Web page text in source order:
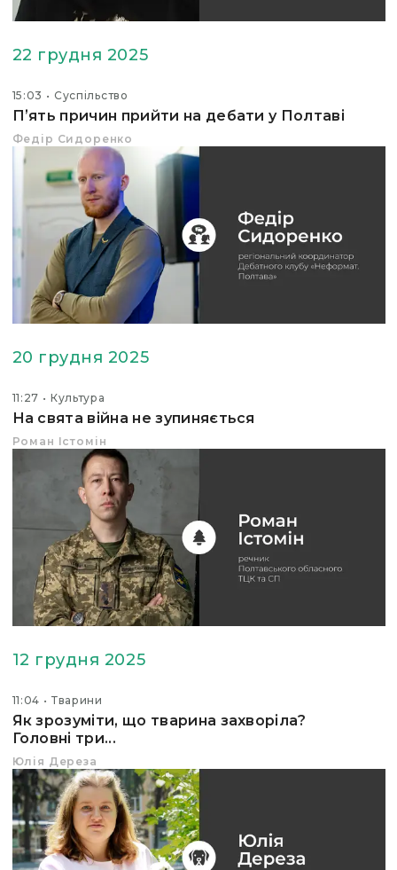
22 грудня 2025
15:03 Суспільство
Пʼять причин прийти на дебати у Полтаві
Федір Сидоренко
20 грудня 2025
11:27 Культура
На свята війна не зупиняється
Роман Істомін
12 грудня 2025
11:04 Тварини
Як зрозуміти, що тварина захворіла?
Головні три...
Юлія Дереза